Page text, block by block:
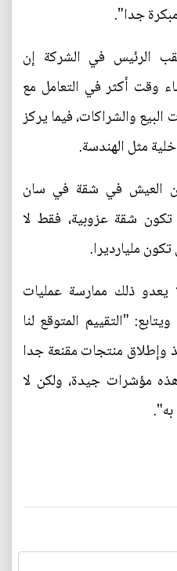
جدا".
الرئيس في الشركة إن
وقت أكثر في التعامل مع
والشراكات، فيما يركز
مثل الهندسة.
العيش في شقة في سان
شقة عزوبية، فقط لا
مليارديرا.
ذلك ممارسة عمليات
"التقييم المتوقع لنا
وإطلاق منتجات مقنعة جدا
مؤشرات جيدة، ولكن لا
به".